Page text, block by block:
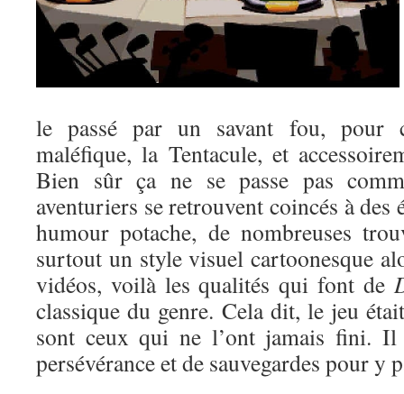
le passé par un savant fou, pour
maléfique, la Tentacule, et
Bien sûr ça ne se passe pas
aventuriers se retrouvent coincés à des
humour potache, de nombreuses
surtout un style visuel cartoonesque
vidéos, voilà les qualités qui font de
classique du genre. Cela dit, le jeu
sont ceux qui ne l’ont jamais fini.
persévérance et de sauvegardes pour y